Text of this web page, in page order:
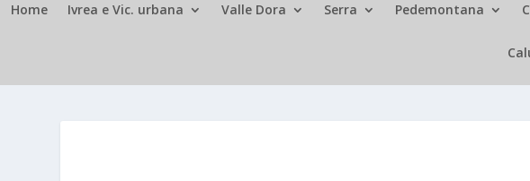
Home Ivrea e Vic. urbana Valle Dora Serra Pedemontana